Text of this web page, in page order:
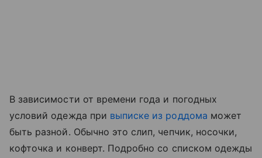
В зависимости от времени года и погодных
условий одежда при выписке из роддома может
быть разной. Обычно это слип, чепчик, носочки,
кофточка и конверт. Подробно со списком одежды